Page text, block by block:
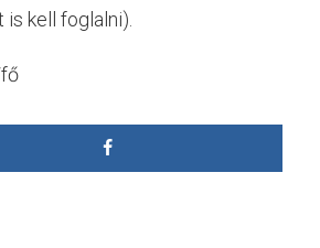
is kell foglalni).